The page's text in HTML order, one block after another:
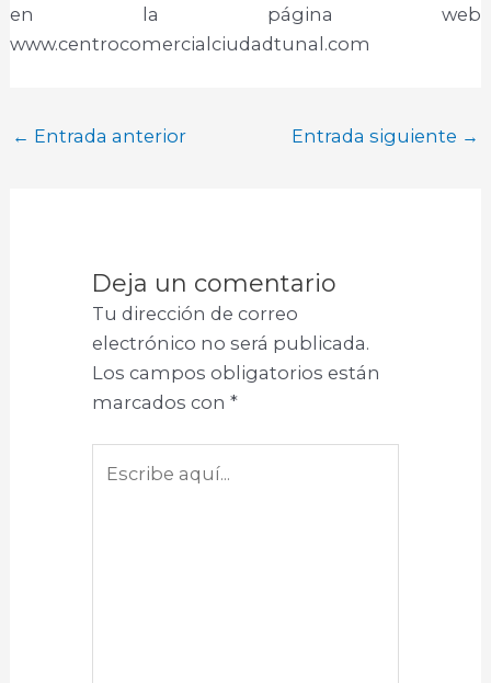
en la página web
www.centrocomercialciudadtunal.com
← Entrada anterior Entrada siguiente →
Deja un comentario
Tu dirección de correo
electrónico no será publicada.
Los campos obligatorios están
marcados con *
aquí...